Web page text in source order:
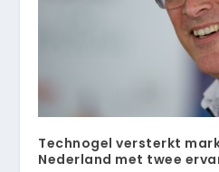
Technogel versterkt
Nederland met twee